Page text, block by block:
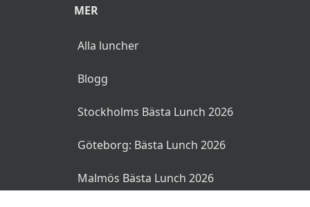
MER
Alla luncher
Blogg
Stockholms Bästa Lunch 2026
Göteborg: Bästa Lunch 2026
Malmös Bästa Lunch 2026